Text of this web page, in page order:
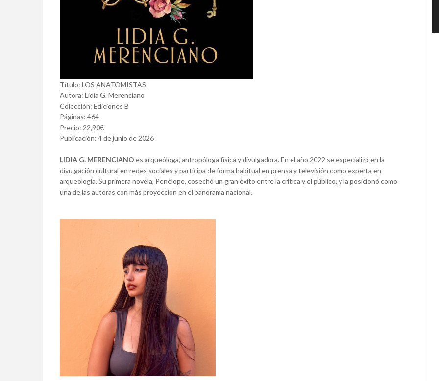
Título: LOS ANATOMISTAS
Autora: Lidia G. Merenciano
Colección: Ediciones B
Páginas: 464
Precio: 22,90€
Publicación: 4 de junio de 2026
LIDIA G. MERENCIANO es arqueóloga, antropóloga física y divulgadora. En el año 2022 se especializó en la
divulgación cultural en redes sociales y participa de forma habitual en prensa y televisión como experta en
arqueología. Su primera novela, Penélope, cosechó un gran éxito entre la crítica y el público, y la posicionó como
una de las autoras con más proyección en el panorama nacional.